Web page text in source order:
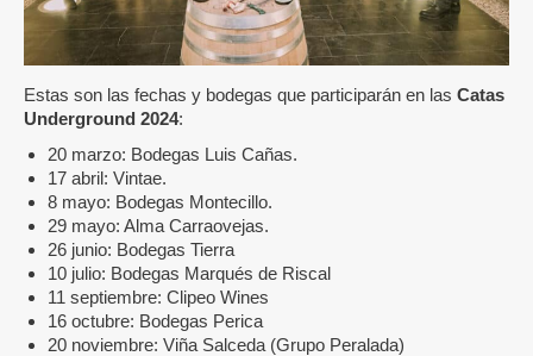
Estas son las fechas y bodegas que participarán en las Catas
Underground 2024:
20 marzo: Bodegas Luis Cañas.
17 abril: Vintae.
8 mayo: Bodegas Montecillo.
29 mayo: Alma Carraovejas.
26 junio: Bodegas Tierra
10 julio: Bodegas Marqués de Riscal
11 septiembre: Clipeo Wines
16 octubre: Bodegas Perica
20 noviembre: Viña Salceda (Grupo Peralada)